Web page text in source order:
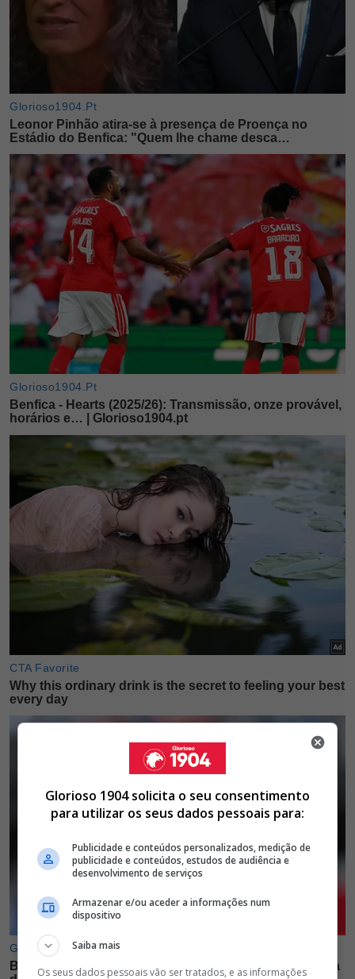
Glorioso 1904 solicita o seu consentimento
para utilizar os seus dados pessoais para:
Publicidade e conteúdos personalizados, medição de
publicidade e conteúdos, estudos de audiência e
desenvolvimento de serviços
Armazenar e/ou aceder a informações num
dispositivo
Saiba mais
Os seus dados pessoais vão ser tratados, e as informações